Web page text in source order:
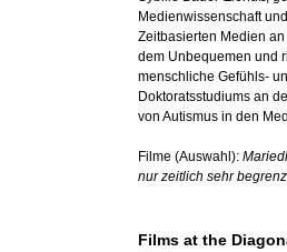
Medienwissenschaft
Zeitbasierten Medien
dem Unbequemen und
menschliche Gefühls-
Doktoratsstudiums an
von Autismus in den
Filme (Auswahl): Mariedl
nur zeitlich sehr
Films at the